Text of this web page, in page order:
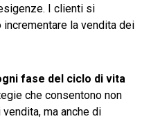
I clienti si
la vendita dei
fase del ciclo di vita
che consentono non
ma anche di